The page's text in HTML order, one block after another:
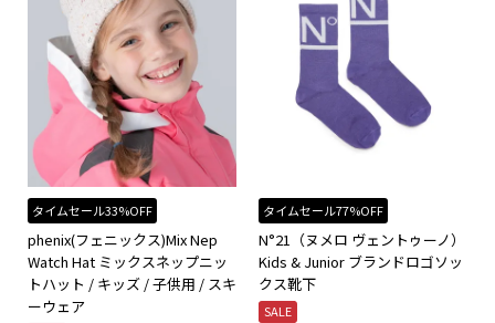
タイムセール33%OFF
phenix(フェニックス)Mix Nep
Watch Hat ミックスネップニッ
トハット / キッズ / 子供用 / スキ
ーウェア
タイムセール77%OFF
N°21（ヌメロ ヴェントゥーノ）
Kids & Junior ブランドロゴソッ
クス靴下
SALE